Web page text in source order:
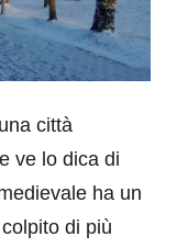
città
ve lo dica di
ha un
di più